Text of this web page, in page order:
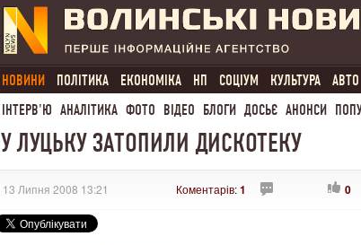
НОВИНИ ПОЛІТИКА ЕКОНОМІКА НП СОЦІУМ КУЛЬТУРА АВТО
ІНТЕРВ'Ю АНАЛІТИКА ФОТО ВІДЕО БЛОГИ ДОСЬЄ АНОНСИ
У ЛУЦЬКУ ЗАТОПИЛИ ДИСКОТЕКУ
13 Липня 2008 13:21 Коментарів:1 0